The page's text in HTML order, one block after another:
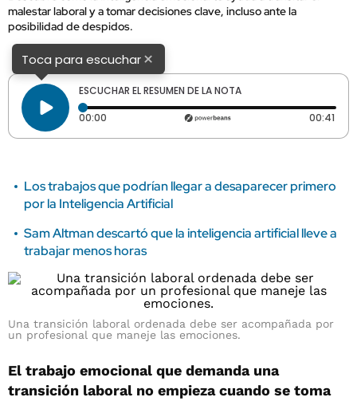
malestar laboral y a tomar decisiones clave, incluso ante la
posibilidad de despidos.
Toca para escuchar×
ESCUCHAR EL RESUMEN DE LA NOTA
00:00 Tiempo transcurrido: 0 segundos 00:41
Los trabajos que podrían llegar a desaparecer primero
por la Inteligencia Artificial
Sam Altman descartó que la inteligencia artificial lleve a
trabajar menos horas
Una transición laboral ordenada debe ser acompañada por
un profesional que maneje las emociones.
El trabajo emocional que demanda una
transición laboral no empieza cuando se toma